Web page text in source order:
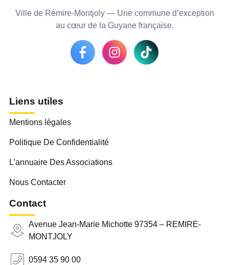
Ville de Rémire-Montjoly — Une commune d’exception
au cœur de la Guyane française.
Liens utiles
Mentions légales
Politique De Confidentialité
L’annuaire Des Associations
Nous Contacter
Contact
Avenue Jean-Marie Michotte 97354 – REMIRE-
MONTJOLY
0594 35 90 00